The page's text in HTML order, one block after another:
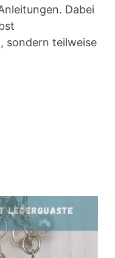
Dabei
sondern teilweise